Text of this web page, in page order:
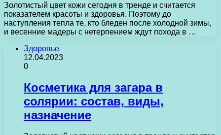
Золотистый цвет кожи сегодня в тренде и считается
показателем красоты и здоровья. Поэтому до
наступления тепла те, кто бледен после холодной зимы,
и весенние мадеры с нетерпением ждут похода в …
Здоровье
12.04.2023
0
Косметика для загара в
солярии: состав, виды,
назначение